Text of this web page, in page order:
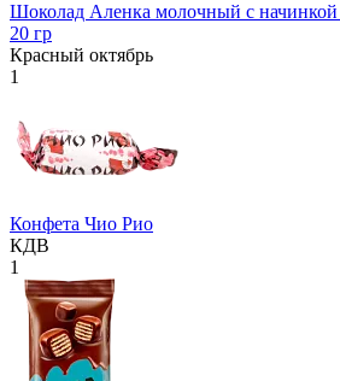
Шоколад Аленка молочный с
20 гр
Красный октябрь
1
Конфета Чио Рио
КДВ
1